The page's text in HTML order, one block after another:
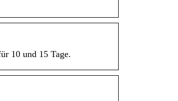
10 und 15 Tage.